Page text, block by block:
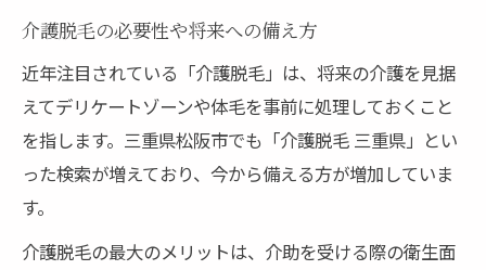
介護脱毛の必要性や将来への備え方
近年注目されている「介護脱毛」は、将来の介護を見据
えてデリケートゾーンや体毛を事前に処理しておくこと
を指します。三重県松阪市でも「介護脱毛 三重県」とい
った検索が増えており、今から備える方が増加していま
す。
介護脱毛の最大のメリットは、介助を受ける際の衛生面